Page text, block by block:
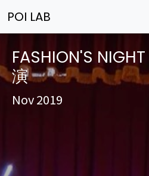
POI LAB
FASHION'S
演
Nov 2019